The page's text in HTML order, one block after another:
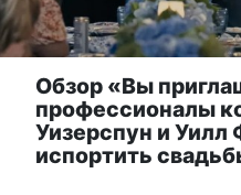
Обзор «Вы
профессионалы
Уизерспун и Уилл
испортить